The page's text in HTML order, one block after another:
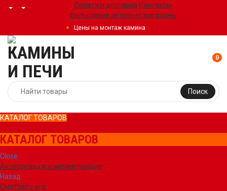
Оплата и доставка Контакты
Фальшивые интернет магазины
Цены на монтаж камина
Поиск
0
КАТАЛОГ ТОВАРОВ
КАТАЛОГ ТОВАРОВ
Close
Аксессуары и комплектующие
Назад
Смотреть все